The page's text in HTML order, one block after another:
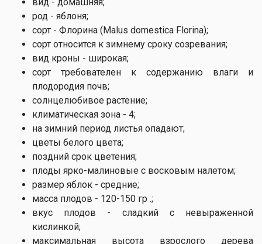
род - яблоня;
сорт - Флорина (Malus domestica Florina);
сорт относится к зимнему сроку созревания;
вид кроны - широкая;
сорт требователен к содержанию влаги и
плодородия почв;
солнцелюбивое растение;
климатическая зона - 4;
на зимний период листья опадают;
цветы белого цвета;
поздний срок цветения;
плоды ярко-малиновые с восковым налетом;
размер яблок - средние;
масса плодов - 120-150 гр .;
вкус плодов - сладкий с невыраженной
кислинкой;
максимальная высота взрослого дерева